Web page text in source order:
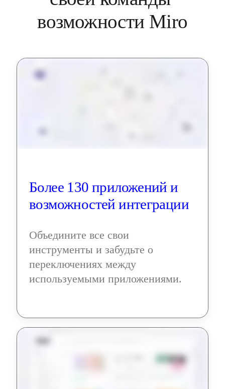
Более 130 приложений и
возможностей интеграции
Объедините все свои
инструменты и забудьте о
переключениях между
используемыми приложениями.